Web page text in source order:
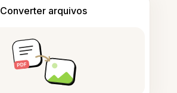
Converter arquivos